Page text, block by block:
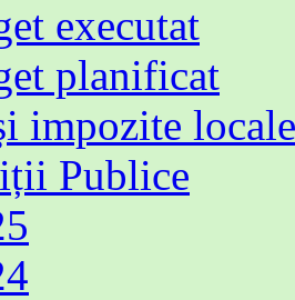
executat
planificat
impozite locale
Publice